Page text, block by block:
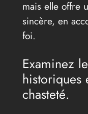
mais elle offre
sincère, en
foi.
Examinez
historiques
chasteté.